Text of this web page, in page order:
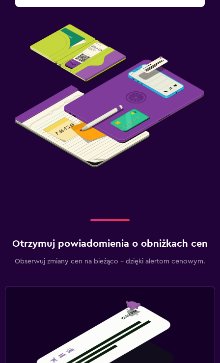
Otrzymuj powiadomienia o obniżkach cen
Obserwuj zmiany cen na bieżąco – dzięki alertom cenowym.